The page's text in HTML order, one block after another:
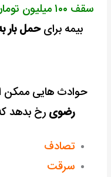
سقف ۱۰۰ میلیون تومان
بیمه برایحمل بار
حوادث هایی
رضوی رخ بدهد
تصادف
سرقت